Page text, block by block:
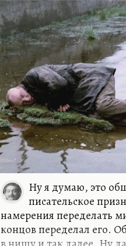
Ну я думаю, это
писательское
намерения переделать
концов переделал его.